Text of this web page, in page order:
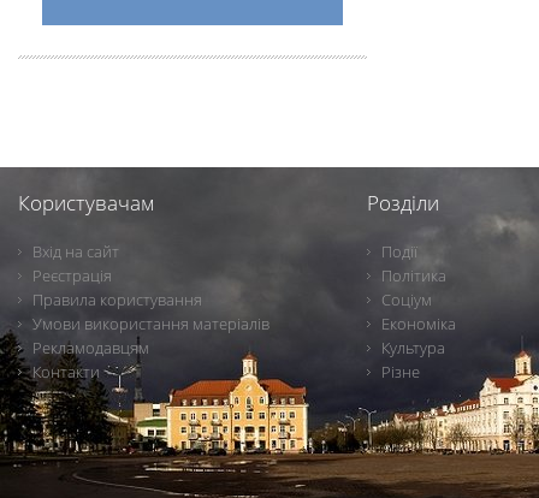
Користувачам
Вхід на сайт
Реєстрація
Правила користування
Умови використання матеріалів
Рекламодавцям
Контакти
Розділи
Події
Політика
Соціум
Економіка
Культура
Різне